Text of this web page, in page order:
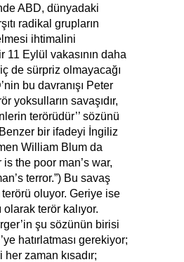
ABD, dünyadaki
radikal grupların
ihtimalini
11 Eylül vakasının daha
de sürpriz olmayacağı
bu davranışı Peter
yoksulların savaşıdır,
terörüdür’’ sözünü
Benzer bir ifadeyi İngiliz
William Blum da
is the poor man’s war,
terror.”) Bu savaş
oluyor. Geriye ise
terör kalıyor.
şu sözünün birisi
hatırlatması gerekiyor;
her zaman kısadır;